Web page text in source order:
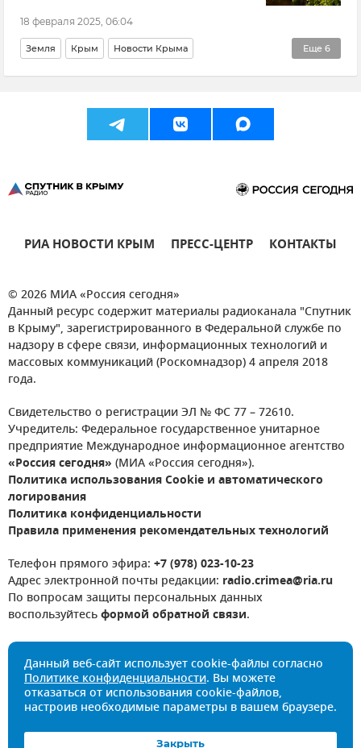
18 февраля 2025, 06:04
Еще 6
Земля Крым Новости Крыма
Государственный совет РК (Госсовет)
Василий Рогатин Минсельхоз Крыма
Минсельхоз РФ
РИА НОВОСТИ КРЫМ ПРЕСС-ЦЕНТР КОНТАКТЫ
© 2026 МИА «Россия сегодня»
Данный ресурс содержит материалы радиоканала "Спутник
в Крыму", зарегистрированного в Федеральной службе по
надзору в сфере связи, информационных технологий и
массовых коммуникаций (Роскомнадзор) 4 апреля 2018
года.
Свидетельство о регистрации ЭЛ № ФС 77 – 72610.
Учредитель: Федеральное государственное унитарное
предприятие Международное информационное агентство
«Россия сегодня» (МИА «Россия сегодня»).
Политика использования Cookie и автоматического
логирования
Политика конфиденциальности
Правила применения рекомендательных технологий
Телефон прямого эфира: +7 (978) 023-10-23
Адрес электронной почты редакции: radio.crimea@ria.ru
По вопросам защиты персональных данных
воспользуйтесьформой обратной связи.
Данный веб-сайт использует cookie-файлы согласно
Политике конфиденциальности. Вы можете
отказаться от использования cookie-файлов,
настроив необходимые параметры в вашем браузере.
Закрыть